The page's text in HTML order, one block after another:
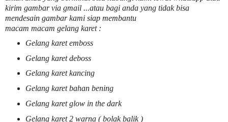
kirim gambar via gmail ...atau bagi anda yang tidak bisa
mendesain gambar kami siap membantu
macam macam gelang karet :
Gelang karet emboss
Gelang karet deboss
Gelang karet kancing
Gelang karet bahan bening
Gelang karet glow in the dark
Gelang karet 2 warna ( bolak balik )